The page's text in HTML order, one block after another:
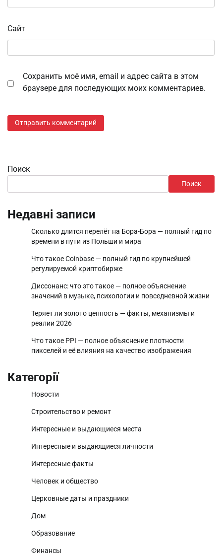
Сайт
Сохранить моё имя, email и адрес сайта в этом
браузере для последующих моих комментариев.
Поиск
Поиск
Недавні записи
Сколько длится перелёт на Бора-Бора — полный гид по
времени в пути из Польши и мира
Что такое Coinbase — полный гид по крупнейшей
регулируемой криптобирже
Диссонанс: что это такое — полное объяснение
значений в музыке, психологии и повседневной жизни
Теряет ли золото ценность — факты, механизмы и
реалии 2026
Что такое PPI — полное объяснение плотности
пикселей и её влияния на качество изображения
Категорії
Новости
Строительство и ремонт
Интересные и выдающиеся места
Интересные и выдающиеся личности
Интересные факты
Человек и общество
Церковные даты и праздники
Дом
Образование
Финансы